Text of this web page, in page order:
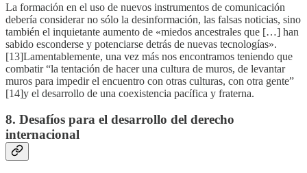
La formación en el uso de nuevos instrumentos de comunicación
debería considerar no sólo la desinformación, las falsas noticias, sino
también el inquietante aumento de «miedos ancestrales que […] han
sabido esconderse y potenciarse detrás de nuevas tecnologías».
[13]Lamentablemente, una vez más nos encontramos teniendo que
combatir “la tentación de hacer una cultura de muros, de levantar
muros para impedir el encuentro con otras culturas, con otra gente”
[14]y el desarrollo de una coexistencia pacífica y fraterna.
8. Desafíos para el desarrollo del derecho
internacional